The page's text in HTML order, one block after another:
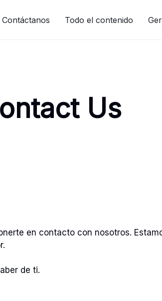
Contáctanos Todo el contenido
Us
en contacto con nosotros.
de ti.